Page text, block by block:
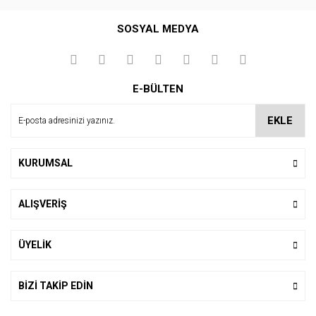
SOSYAL MEDYA
E-BÜLTEN
EKLE
KURUMSAL
ALIŞVERİŞ
ÜYELİK
BİZİ TAKİP EDİN